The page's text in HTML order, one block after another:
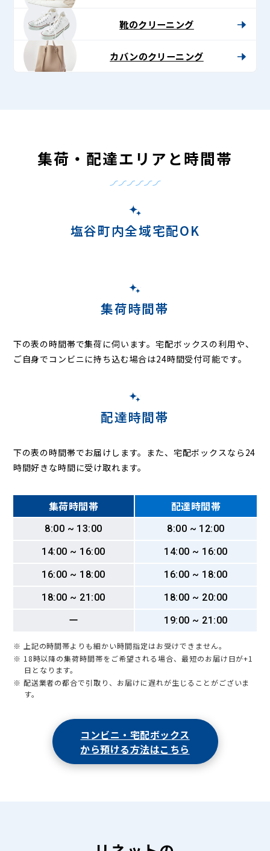
靴のクリーニング
カバンのクリーニング
集荷・配達エリアと時間帯
塩谷町内全域宅配OK
集荷時間帯
下の表の時間帯で集荷に伺います。宅配ボックスの利用や、
ご自身でコンビニに持ち込む場合は24時間受付可能です。
配達時間帯
下の表の時間帯でお届けします。また、宅配ボックスなら24
時間好きな時間に受け取れます。
集荷時間帯 配達時間帯
8:00 ~ 13:00
8:00 ~ 12:00
14:00 ~ 16:00
14:00 ~ 16:00
16:00 ~ 18:00
16:00 ~ 18:00
18:00 ~ 21:00
18:00 ~ 20:00
ー
19:00 ~ 21:00
※ 上記の時間帯よりも細かい時間指定はお受けできません。
※ 18時以降の集荷時間帯をご希望される場合、最短のお届け日が+1
日となります。
※ 配送業者の都合で引取り、お届けに遅れが生じることがございま
す。
コンビニ・宅配ボックス
から預ける方法はこちら